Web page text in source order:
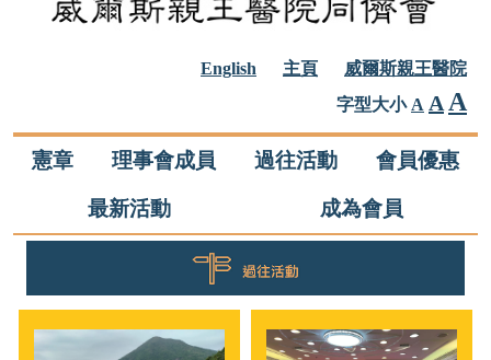
English 主頁
威爾斯親王醫院
字型大小 A AA
憲章 理事會成員 過往活動 會員優惠
最新活動 成為會員